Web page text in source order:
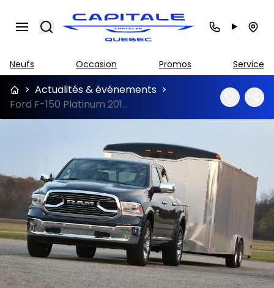
Search
Neufs Occasion Promos Service
> Actualités & événements >
Ford F-150 Platinum 2018 vs RAM 1500 Limited 2018 à Québec